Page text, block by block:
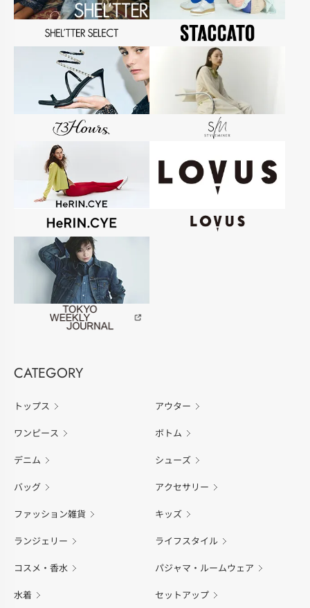
CATEGORY
トップス アウター
ワンピース ボトム
デニム シューズ
バッグ アクセサリー
ファッション雑貨 キッズ
ランジェリー ライフスタイル
コスメ・香水 パジャマ・ルームウェア
水着 セットアップ